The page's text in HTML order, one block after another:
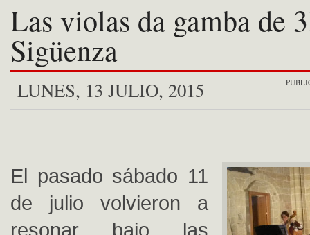
Las violas da gamba de
Sigüenza
LUNES, 13 JULIO, 2015
El pasado sábado 11
de julio volvieron a
resonar bajo las